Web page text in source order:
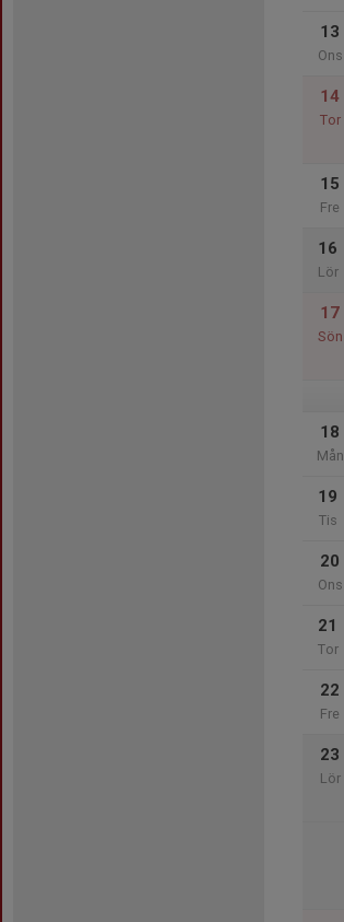
13
Ons
14
Tor
15
Fre
16
Lör
17
Sön
18
Mån
19
Tis
20
Ons
21
Tor
22
Fre
23
Lör